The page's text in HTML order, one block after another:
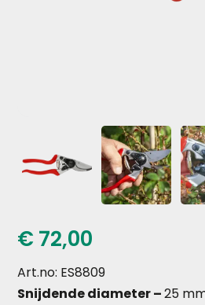
€ 72,00
Art.no: ES8809
Snijdende diameter –25